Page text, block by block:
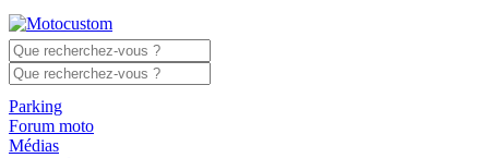
Parking
Forum moto
Médias